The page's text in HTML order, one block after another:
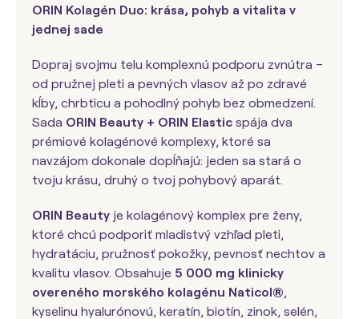
ORIN Kolagén Duo: krása, pohyb a vitalita v
jednej sade
Dopraj svojmu telu komplexnú podporu zvnútra –
od pružnej pleti a pevných vlasov až po zdravé
kĺby, chrbticu a pohodlný pohyb bez obmedzení.
Sada ORIN Beauty + ORIN Elastic spája dva
prémiové kolagénové komplexy, ktoré sa
navzájom dokonale dopĺňajú: jeden sa stará o
tvoju krásu, druhý o tvoj pohybový aparát.
ORIN Beauty je kolagénový komplex pre ženy,
ktoré chcú podporiť mladistvý vzhľad pleti,
hydratáciu, pružnosť pokožky, pevnosť nechtov a
kvalitu vlasov. Obsahuje 5 000 mg klinicky
overeného morského kolagénu Naticol®,
kyselinu hyalurónovú, keratín, biotín, zinok, selén,